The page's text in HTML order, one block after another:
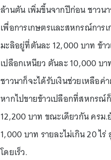
ล้านตัน เพิ่มขึ้นจากปีก่อน ชาวน
เพื่อการเกษตรและสหกรณ์การ
มะลิอยู่ที่ตันละ 12,000 บาท ข้า
เปลือกเหนียว ตันละ 10,000 บ
ชาวนาก็จะได้รับเงินช่วยเหลือ
หากไปขายข้าวเปลือกที่สหกรณ์
12,200 บาท ขณะเดียวกัน ครม.
1,000 บาท รายละไม่เกิน 20 ไ
โดยเร็ว.